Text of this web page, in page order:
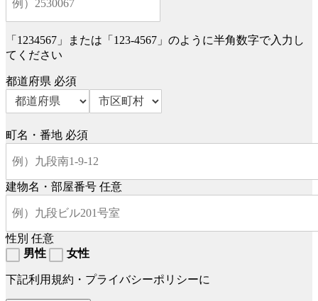
「1234567」または「123-4567」のように半角数字で入力し
てください
都道府県 必須
町名・番地 必須
建物名・部屋番号 任意
性別 任意
男性
女性
下記利用規約・プライバシーポリシーに